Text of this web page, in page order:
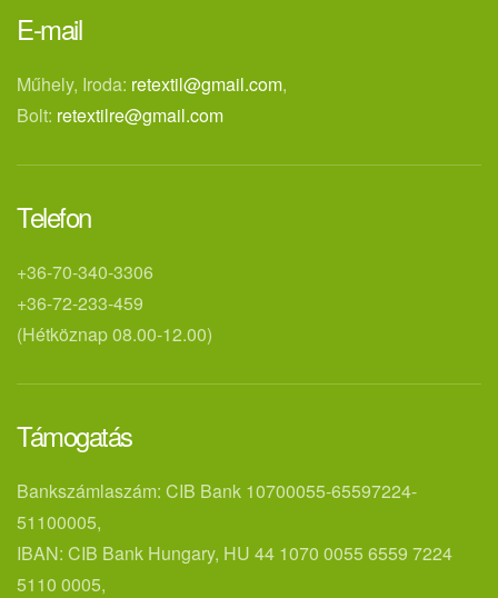
E-mail
Műhely, Iroda: retextil@gmail.com,
Bolt: retextilre@gmail.com
Telefon
+36-70-340-3306
+36-72-233-459
(Hétköznap 08.00-12.00)
Támogatás
Bankszámlaszám: CIB Bank 10700055-65597224-
51100005,
IBAN: CIB Bank Hungary, HU 44 1070 0055 6559 7224
5110 0005,